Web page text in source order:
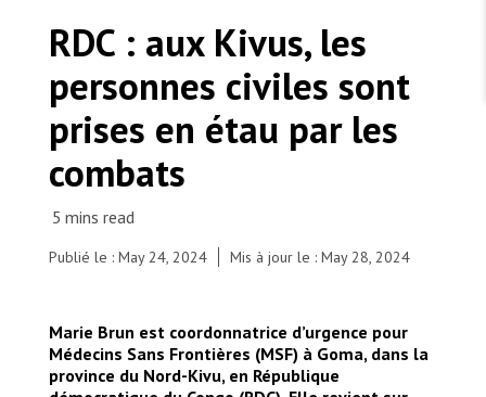
Les États négligent leur obligation de protéger les
personnes civiles et les services de santé en temps
de guerre
Urgence Ebola
Séismes au Venezuela : conséquences et intervention
de MSF
Dons des fondations
Partenariat d’entreprise
Les Amis de MSF
Devenez bénévoles au Canada
Travailler avec MSF
Travailler à l’étranger
Travailler au Canada
Nous recrutons : Logisticien ou logisticienne
technique
dans la zone de santé de Minova, province du Sud-
Kivu, dans l'est de la RDC. A 8 km de la ville de
Minova, le site de Bugeri accueille des personnes
RDC : aux Kivus, les
personnes civiles sont
prises en étau par les
combats
Publié le : May 24, 2024 Mis à jour le : May 28, 2024
Marie Brun est coordonnatrice d’urgence pour
Médecins Sans Frontières (MSF) à Goma, dans la
province du Nord-Kivu, en République